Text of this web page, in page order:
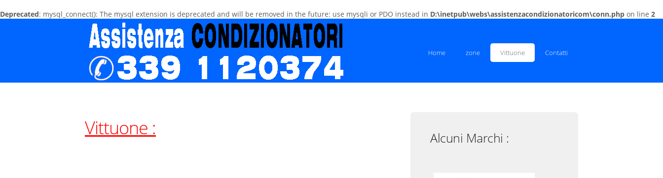
Deprecated: mysql_connect(): The mysql extension is deprecated and will be removed in the future: use mysqli or PDO instead in D:\inetpub\webs\assistenzacondizionatoricom\conn.php on line 2
Home zone Vittuone Contatti
Vittuone : Alcuni Marchi :